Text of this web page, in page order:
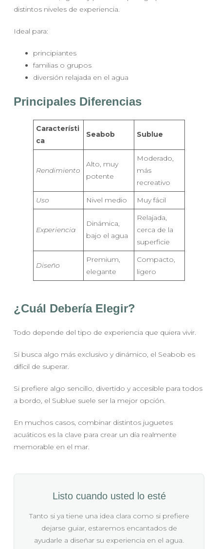
distintos niveles de experiencia.
Ideal para:
principiantes
familias o grupos
diversión relajada en el agua
Principales Diferencias
Característi
ca
Seabob Sublue
Rendimiento
Alto, muy
potente
Moderado,
más
recreativo
Uso
Nivel medio Muy fácil
Experiencia
Dinámica,
bajo el agua
Relajada,
cerca de la
superficie
Diseño
Premium,
elegante
Compacto,
ligero
¿Cuál Debería Elegir?
Todo depende del tipo de experiencia que quiera vivir.
Si busca algo más exclusivo y dinámico, el Seabob es
difícil de superar.
Si prefiere algo sencillo, divertido y accesible para todos
a bordo, el Sublue suele ser la mejor opción.
En muchos casos, combinar distintos juguetes
acuáticos es la clave para crear un día realmente
memorable en el mar.
Listo cuando usted lo esté
Tanto si ya tiene una idea clara como si prefiere
dejarse guiar, estaremos encantados de
ayudarle a diseñar su experiencia en el agua.